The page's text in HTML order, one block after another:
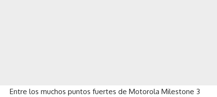
Entre los muchos puntos fuertes de Motorola Milestone 3